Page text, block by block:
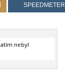
SPEEDMETER
nebyl